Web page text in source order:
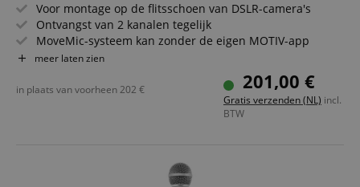
Voor montage op de flitsschoen van DSLR-camera's
Ontvangst van 2 kanalen tegelijk
MoveMic-systeem kan zonder de eigen MOTIV-app
worden gebruikt
3,5 mm jack koptelefoon- en line-uitgang
Kan als geluidskaart met direct monitoring worden
meer laten zien
201,00 €
Gratis verzenden (NL) incl.
BTW
in plaats van voorheen202 €